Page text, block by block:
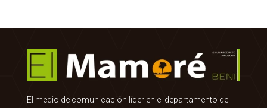
El medio de comunicación líder en el departamento del